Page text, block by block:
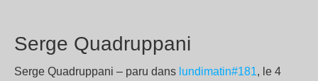
Serge Quadruppani
Serge Quadruppani – paru dans lundimatin#181, le 4